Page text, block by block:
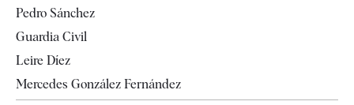
Pedro Sánchez
Guardia Civil
Leire Díez
Mercedes González Fernández